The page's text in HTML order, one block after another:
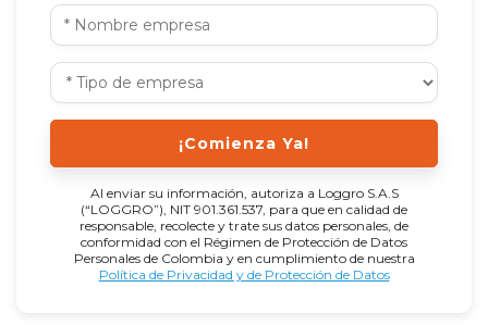
¡Comienza Ya!
Al enviar su información, autoriza a Loggro S.A.S
(“LOGGRO”), NIT 901.361.537, para que en calidad de
responsable, recolecte y trate sus datos personales, de
conformidad con el Régimen de Protección de Datos
Personales de Colombia y en cumplimiento de nuestra
Política de Privacidad y de Protección de Datos